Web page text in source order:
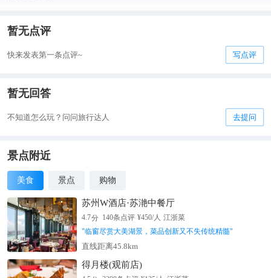
暂无点评
快来发表第一条点评~ 写点评
暂无回答
不知道怎么玩？问问旅行达人 去提问
景点附近
美食 景点 购物
苏州W酒店·苏滟中餐厅
4.7分 140条点评 ¥450/人 江浙菜
"临窗尽赏大美湖景，菜品创新又不失传统精髓"
直线距离45.8km
得月楼(观前店)